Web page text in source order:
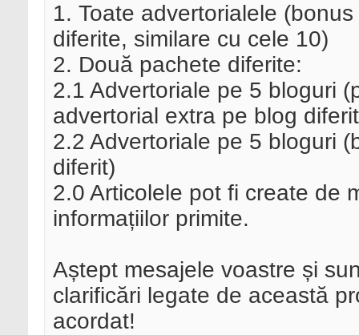
1. Toate advertorialele
diferite, similare cu cele 10)
2. Două pachete diferite:
2.1 Advertoriale pe 5 bloguri
advertorial extra pe blog
2.2 Advertoriale pe 5 bloguri
diferit)
2.0 Articolele pot fi create de
informațiilor primite.
Aștept mesajele voastre și
clarificări legate de această
acordat!